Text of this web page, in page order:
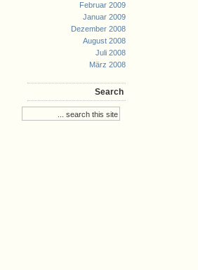
Februar 2009
Januar 2009
Dezember 2008
August 2008
Juli 2008
März 2008
Search